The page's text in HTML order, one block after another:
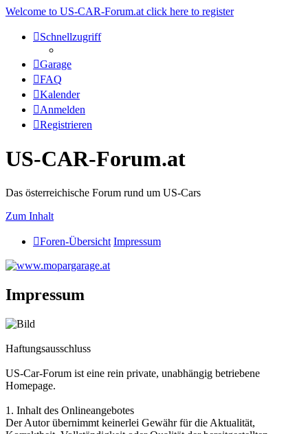
Welcome to US-CAR-Forum.at click here to register
Schnellzugriff
Garage
FAQ
Kalender
Anmelden
Registrieren
US-CAR-Forum.at
Das österreichische Forum rund um US-Cars
Zum Inhalt
Foren-Übersicht Impressum
Impressum
Haftungsausschluss
US-Car-Forum ist eine rein private, unabhängig betriebene
Homepage.
1. Inhalt des Onlineangebotes
Der Autor übernimmt keinerlei Gewähr für die Aktualität,